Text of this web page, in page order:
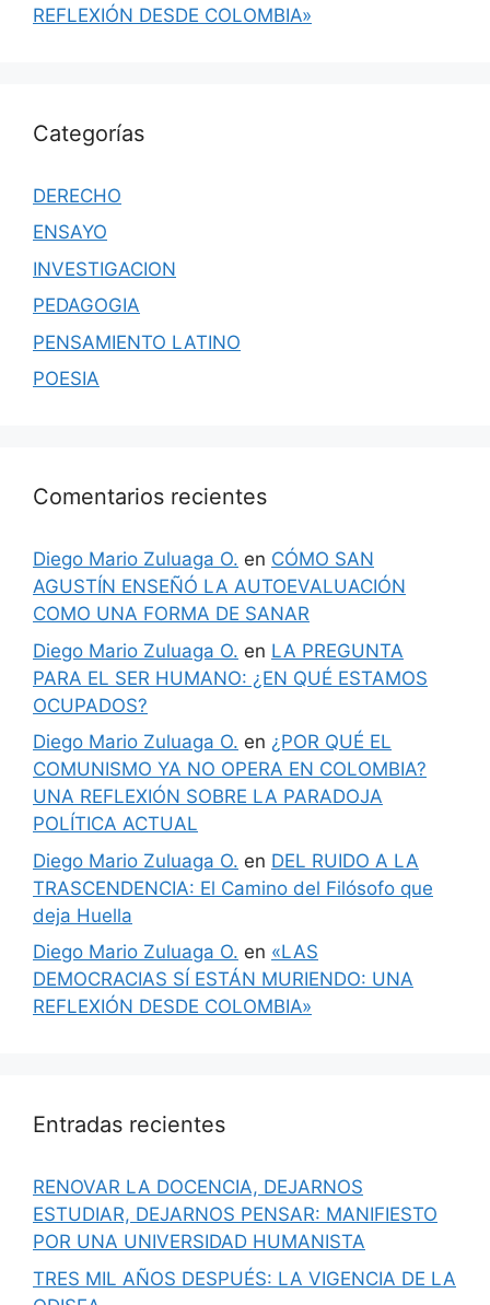
REFLEXIÓN DESDE COLOMBIA»
Categorías
DERECHO
ENSAYO
INVESTIGACION
PEDAGOGIA
PENSAMIENTO LATINO
POESIA
Comentarios recientes
Diego Mario Zuluaga O. en CÓMO SAN
AGUSTÍN ENSEÑÓ LA AUTOEVALUACIÓN
COMO UNA FORMA DE SANAR
Diego Mario Zuluaga O. en LA PREGUNTA
PARA EL SER HUMANO: ¿EN QUÉ ESTAMOS
OCUPADOS?
Diego Mario Zuluaga O. en ¿POR QUÉ EL
COMUNISMO YA NO OPERA EN COLOMBIA?
UNA REFLEXIÓN SOBRE LA PARADOJA
POLÍTICA ACTUAL
Diego Mario Zuluaga O. en DEL RUIDO A LA
TRASCENDENCIA: El Camino del Filósofo que
deja Huella
Diego Mario Zuluaga O. en «LAS
DEMOCRACIAS SÍ ESTÁN MURIENDO: UNA
REFLEXIÓN DESDE COLOMBIA»
Entradas recientes
RENOVAR LA DOCENCIA, DEJARNOS
ESTUDIAR, DEJARNOS PENSAR: MANIFIESTO
POR UNA UNIVERSIDAD HUMANISTA
TRES MIL AÑOS DESPUÉS: LA VIGENCIA DE LA